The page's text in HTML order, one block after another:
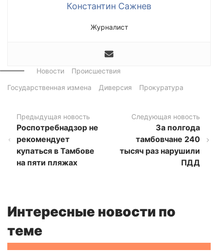
Константин Сажнев
Журналист
Новости
Происшествия
Государственная измена
Диверсия Прокуратура
Предыдущая новость
Роспотребнадзор не
рекомендует
купаться в Тамбове
на пяти пляжах
Следующая новость
За полгода
тамбовчане 240
тысяч раз нарушили
ПДД
Интересные новости по
теме